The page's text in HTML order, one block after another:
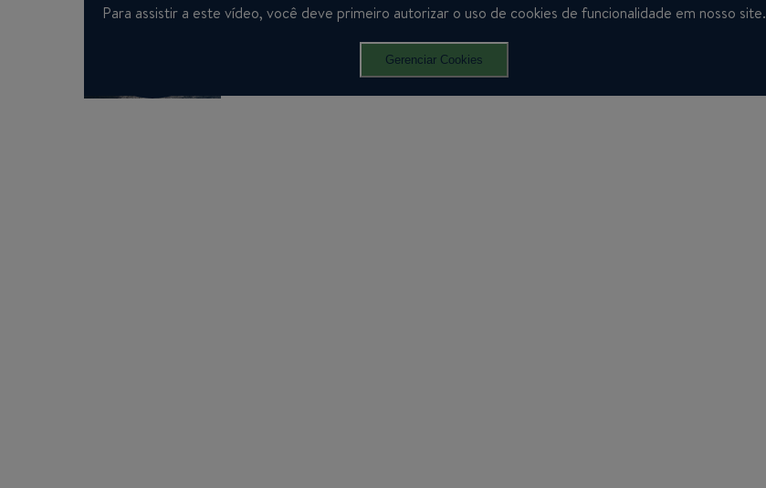
Para assistir a este vídeo, você deve primeiro autorizar o uso de cookies de funcionalidade em nosso site.
Gerenciar Cookies